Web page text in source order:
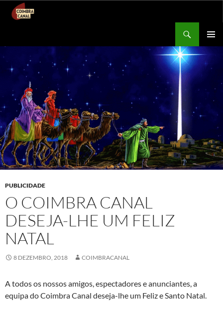
MENU
O
CONTEÚDO
PUBLICIDADE
O COIMBRA CANAL
DESEJA-LHE UM FELIZ
NATAL
8 DEZEMBRO, 2018 COIMBRACANAL
A todos os nossos amigos, espectadores e anunciantes, a
equipa do Coimbra Canal deseja-lhe um Feliz e Santo Natal.